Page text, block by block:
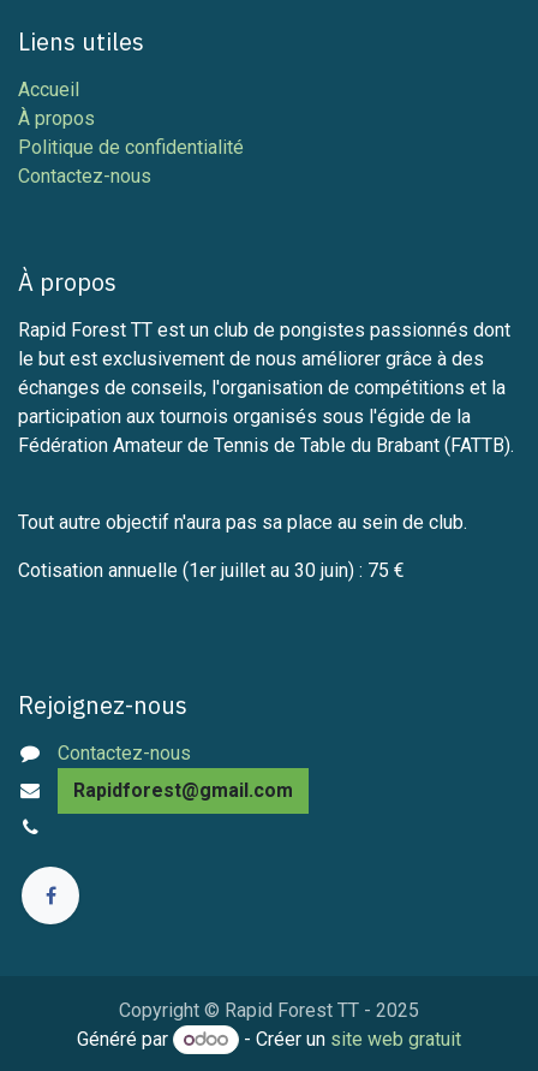
Liens utiles
Accueil
À propos
Politique de confidentialité
Contactez-nous
À propos
Rapid Forest TT est un club de pongistes passionnés dont
le but est exclusivement de nous améliorer grâce à des
échanges de conseils, l'organisation de compétitions et la
participation aux tournois organisés sous l'égide de la
Fédération Amateur de Tennis de Table du Brabant (FATTB).
Tout autre objectif n'aura pas sa place au sein de club.
Cotisation annuelle (1er juillet au 30 juin) : 75 €
Rejoignez-nous
Contactez-nous
Rapidforest@gmail.com
Copyright © Rapid Forest TT - 2025
Généré par
- Créer un site web gratuit